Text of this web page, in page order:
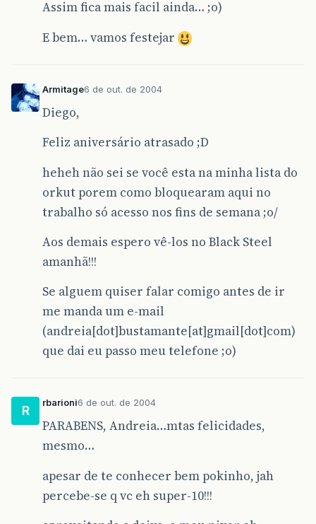
Assim fica mais facil ainda… ;o)
E bem… vamos festejar
Armitage6 de out. de 2004
Diego,
Feliz aniversário atrasado ;D
heheh não sei se você esta na minha lista do
orkut porem como bloquearam aqui no
trabalho só acesso nos fins de semana ;o/
Aos demais espero vê-los no Black Steel
amanhã!!!
Se alguem quiser falar comigo antes de ir
me manda um e-mail
(andreia[dot]bustamante[at]gmail[dot]com)
que dai eu passo meu telefone ;o)
R
rbarioni6 de out. de 2004
PARABENS, Andreia…mtas felicidades,
mesmo…
apesar de te conhecer bem pokinho, jah
percebe-se q vc eh super-10!!!